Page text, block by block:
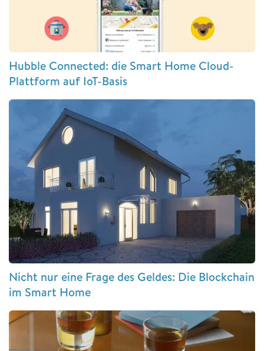
Hubble Connected: die Smart Home Cloud-
Plattform auf IoT-Basis
Nicht nur eine Frage des Geldes: Die Blockchain
im Smart Home